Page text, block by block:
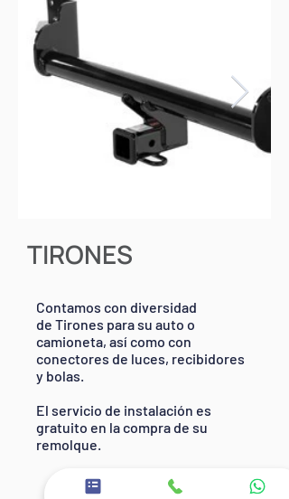
TIRONES
Contamos con diversidad
de Tirones para su auto o
camioneta, así como con
conectores de luces, recibidores
y bolas.
El servicio de instalación es
gratuito en la compra de su
remolque.